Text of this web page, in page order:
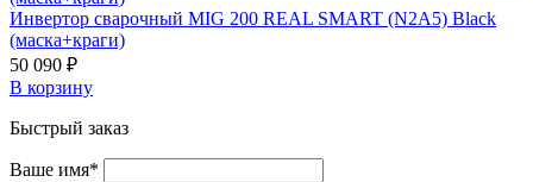
Инвертор сварочный MIG 200 REAL SMART (N2A5) Black
(маска+краги)
50 090 ₽
В корзину
Быстрый заказ
Ваше имя*